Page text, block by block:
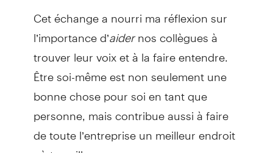
Cet échange a nourri ma réflexion sur
l’importance d’aidernos collègues à
trouver leur voix et à la faire entendre.
Être soi-même est non seulement une
bonne chose pour soi en tant que
personne, mais contribue aussi à faire
de toute l’entreprise un meilleur endroit